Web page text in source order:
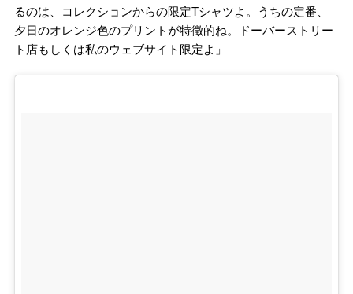
るのは、コレクションからの限定Tシャツよ。うちの定番、
夕日のオレンジ色のプリントが特徴的ね。ドーバーストリー
ト店もしくは私のウェブサイト限定よ」